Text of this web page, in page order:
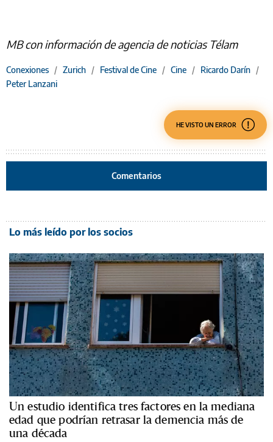
MB con información de agencia de noticias Télam
Conexiones / Zurich / Festival de Cine / Cine / Ricardo Darín /
Peter Lanzani
HE VISTO UN ERROR
Comentarios
Lo más leído por los socios
Un estudio identifica tres factores en la mediana
edad que podrían retrasar la demencia más de
una década